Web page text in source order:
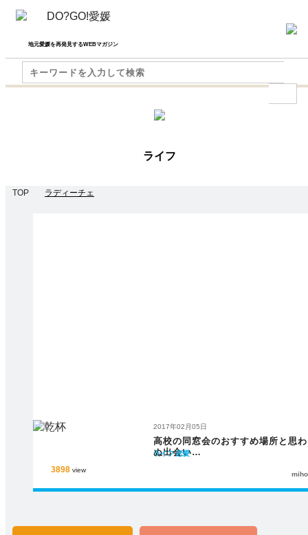
地元愛媛を再発見するWEBマガジン
ライフ
TOP ラディーチェ
3898 view
2017年02月05日
高校の同窓会のおすすめ場所と思わ
ぬ出会い…
ライフ 恋愛